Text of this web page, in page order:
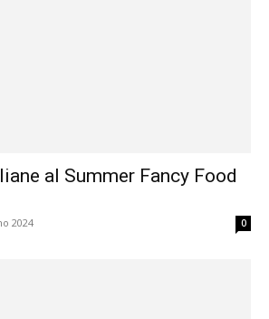
al Summer Fancy Food
2024 0